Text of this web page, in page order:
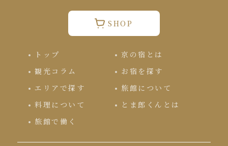
SHOP
トップ
京の宿とは
観光コラム
お宿を探す
エリアで探す
旅館について
料理について
とま郎くんとは
旅館で働く